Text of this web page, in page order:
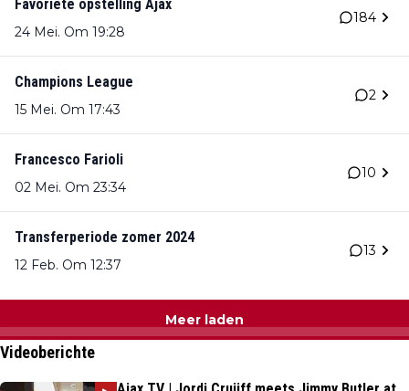
Favoriete opstelling Ajax
24 Mei. Om 19:28
184
Champions League
15 Mei. Om 17:43
2
Francesco Farioli
02 Mei. Om 23:34
10
Transferperiode zomer 2024
12 Feb. Om 12:37
13
Meer laden
Videoberichte